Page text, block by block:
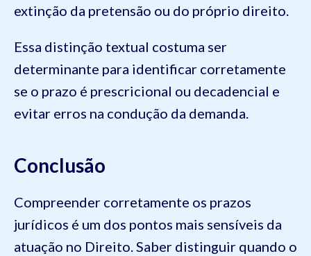
extinção da pretensão ou do próprio direito.
Essa distinção textual costuma ser
determinante para identificar corretamente
se o prazo é prescricional ou decadencial e
evitar erros na condução da demanda.
Conclusão
Compreender corretamente os prazos
jurídicos é um dos pontos mais sensíveis da
atuação no Direito. Saber distinguir quando o